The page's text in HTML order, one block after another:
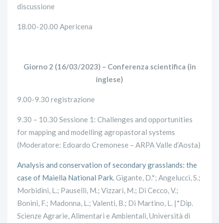
discussione
18.00-20.00 Apericena
Giorno 2 (16/03/2023) – Conferenza scientifica (in
inglese)
9.00-9.30 registrazione
9.30 – 10.30 Sessione 1: Challenges and opportunities
for mapping and modelling agropastoral systems
(Moderatore: Edoardo Cremonese – ARPA Valle d’Aosta)
Analysis and conservation of secondary grasslands: the
case of Maiella National Park. Gigante, D.*; Angelucci, S.;
Morbidini, L.; Pauselli, M.; Vizzari, M.; Di Cecco, V.;
Bonini, F.; Madonna, L.; Valenti, B.; Di Martino, L. |*Dip.
Scienze Agrarie, Alimentari e Ambientali, Università di